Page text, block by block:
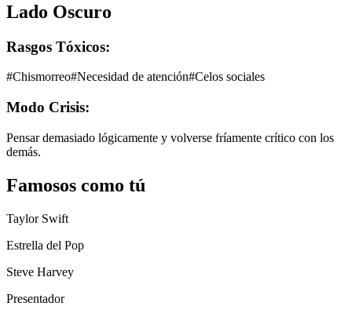
Lado Oscuro
Rasgos Tóxicos:
#Chismorreo#Necesidad de atención#Celos sociales
Modo Crisis:
Pensar demasiado lógicamente y volverse fríamente crítico con los
demás.
Famosos como tú
Taylor Swift
Estrella del Pop
Steve Harvey
Presentador